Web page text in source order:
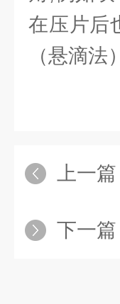
在压片后
（悬滴法
上一篇
下一篇